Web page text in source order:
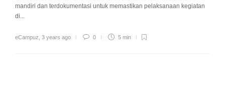
mandiri dan terdokumentasi untuk memastikan pelaksanaan kegiatan
di...
eCampuz 3 years ago 0 5 min